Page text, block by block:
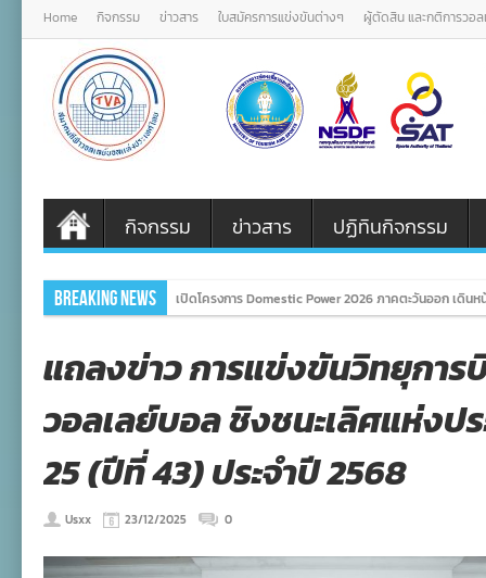
Home กิจกรรม ข่าวสาร ใบสมัครการแข่งขันต่างๆ ผู้ตัดสิน และกติการวอ
กิจกรรม ข่าวสาร ปฏิทินกิจกรรม
Breaking News เปิดโครงการ Domestic Power 2026 ภาคตะวันออก เดิน
แถลงข่าว การแข่งขันวิทยุการ
วอลเลย์บอล ชิงชนะเลิศแห่งป
25 (ปีที่ 43) ประจำปี 2568
Usxx 23/12/2025 0